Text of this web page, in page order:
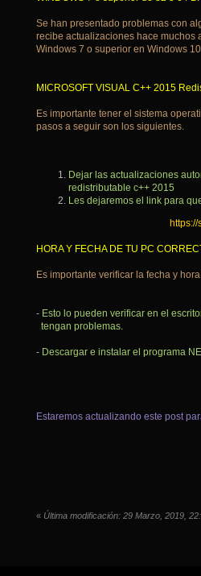
Se han presentado problemas con
recibe actualizaciones hace muchos
Windows 7 o superior en Windows 10
MICROSOFT VISUAL C++ 2015
Es importante tener el sistema
pasos a seguir son los siguientes.
Dejar las actualizaciones
redistributable c++ 2015
Les dejaremos el link para
HORA Y FECHA DE TU PC
Es importante verificar la fecha y
- Esto lo pueden verificar en el
tengan problemas.
- Descargar e instalar el programa
Estaremos actualizando este post
« Última modificación: 29 Marzo, 2019,